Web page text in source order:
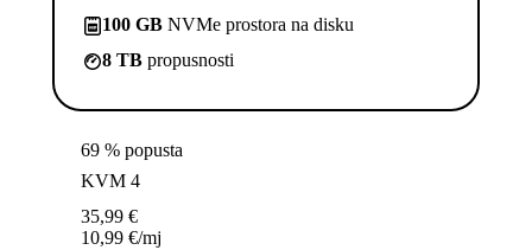
100 GB NVMe prostora na disku
8 TB propusnosti
69 % popusta
KVM 4
35,99 €
10,99 €/mj